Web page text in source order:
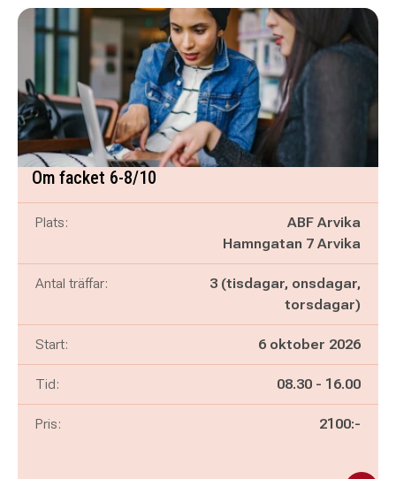
Om facket 6-8/10
Plats:
ABF Arvika
Hamngatan 7 Arvika
Antal träffar:
3 (tisdagar, onsdagar,
torsdagar)
Start: 6 oktober 2026
Tid: Pågår mellan
08.30 - och
16.00
Pris: 2100:-